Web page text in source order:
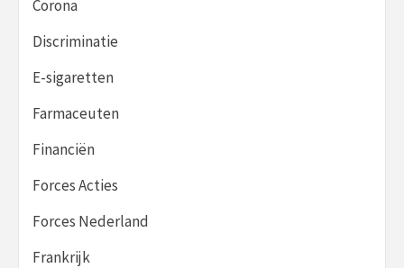
Corona
Discriminatie
E-sigaretten
Farmaceuten
Financiën
Forces Acties
Forces Nederland
Frankrijk